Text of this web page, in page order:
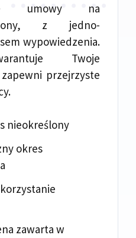
umowy na
z jedno-
wypowiedzenia.
Twoje
przejrzyste
nieokreślony
okres
zawarta w